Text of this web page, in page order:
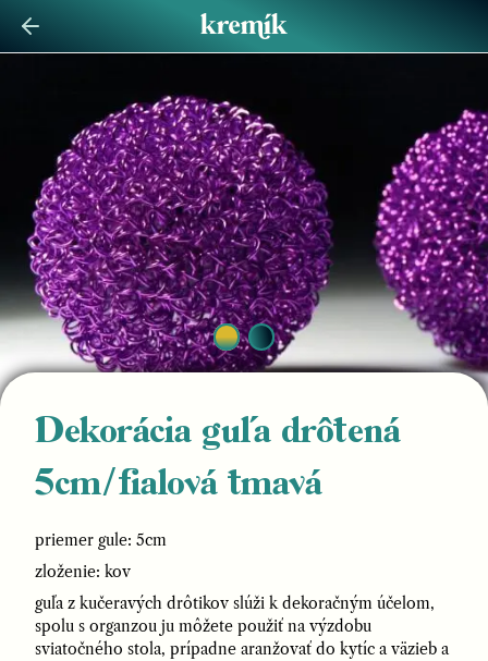
Dekorácia guľa drôtená
5cm/fialová tmavá
priemer gule: 5cm
zloženie: kov
guľa z kučeravých drôtikov slúži k dekoračným účelom,
spolu s organzou ju môžete použiť na výzdobu
sviatočného stola, prípadne aranžovať do kytíc a väzieb a